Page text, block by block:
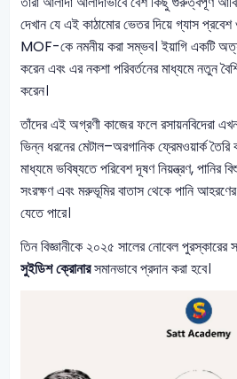
দেখান যে এই কাঠামোর ভেতর দিয়ে গ্যাস প্রবেশ
MOF-কে নমনীয় করা সম্ভব। ইয়াগি একটি
করেন এবং এর নকশা পরিবর্তনের মাধ্যমে নতুন
করেন।
তাঁদের এই অগ্রণী কাজের ফলে রসায়নবিদেরা
ভিন্ন ধরনের মেটাল–অরগানিক ফ্রেমওয়ার্ক
মাধ্যমে ভবিষ্যতে পরিবেশ দূষণ নিয়ন্ত্রণ, পানির
সংরক্ষণ এবং মরুভূমির বাতাস থেকে পানি
যেতে পারে।
তিন বিজ্ঞানীকে ২০২৫ সালের নোবেল পুরস্কারের
সুইডিশ ক্রোনারসমানভাবে প্রদান করা হবে।